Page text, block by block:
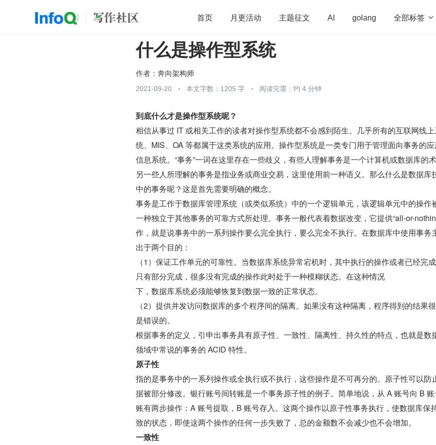
首页 月更活动 主题征文 AI golang 全部标签 
开源 架构 OpenHarmony
团队管理
什么是操作型系统
作者： 奔向架构师
2021-09-20 本文字数：1205 字 阅读完需：约 4 分钟
到底什么才是操作型系统呢？
相信从事过 IT 或相关工作的读者对操作型系统都不会感到陌生。几乎所有的互联网线
统、MIS、OA 等都属于这类系统的应用。操作型系统是一类专门用于管理面向事务的
信息系统。“事务”一词在这里存在一些歧义，有些人理解事务是一个计算机或数据库的术
另一些人所理解的事务是指业务或商业交易，这里使用前一种语义。那么什么是数据库
中的事务呢？这是首先需要明确的概念。
事务是工作于数据库管理系统（或类似系统）中的一个逻辑单元，该逻辑单元中的操作
一种独立于其他事务的可靠方式所处理。事务一般代表着数据改变，它提供“all-or-
作，就是说事务中的一系列操作要么完全执行，要么完全不执行。在数据库中使用事务
出于两个目的：
（1）保证工作单元的可靠性。当数据库系统异常宕机时，其中执行的操作或者已经完
只有部分完成，很多没有完成的操作此时处于一种模糊状态。在这种情况
下，数据库系统必须能够恢复到数据一致的正常状态。
（2）提供并发访问数据库的多个程序间的隔离。如果没有这种隔离，程序得到的结果
是错误的。
根据事务的定义，引申出事务具有原子性、一致性、隔离性、持久性的特点，也就是数
领域中常说的事务的 ACID 特性。
原子性
指的是事务中的一系列操作或全执行或不执行，这些操作是不可再分的。原子性可以防
据被部分修改。银行账号间转账是一个事务原子性的例子。简单地说，从 A 账号向 B
账有两步操作：A 账号提取，B 账号存入。这两个操作以原子性事务执行，使数据库保
致的状态，即使这两个操作的任何一步失败了，总的金额数不会减少也不会增加。
一致性